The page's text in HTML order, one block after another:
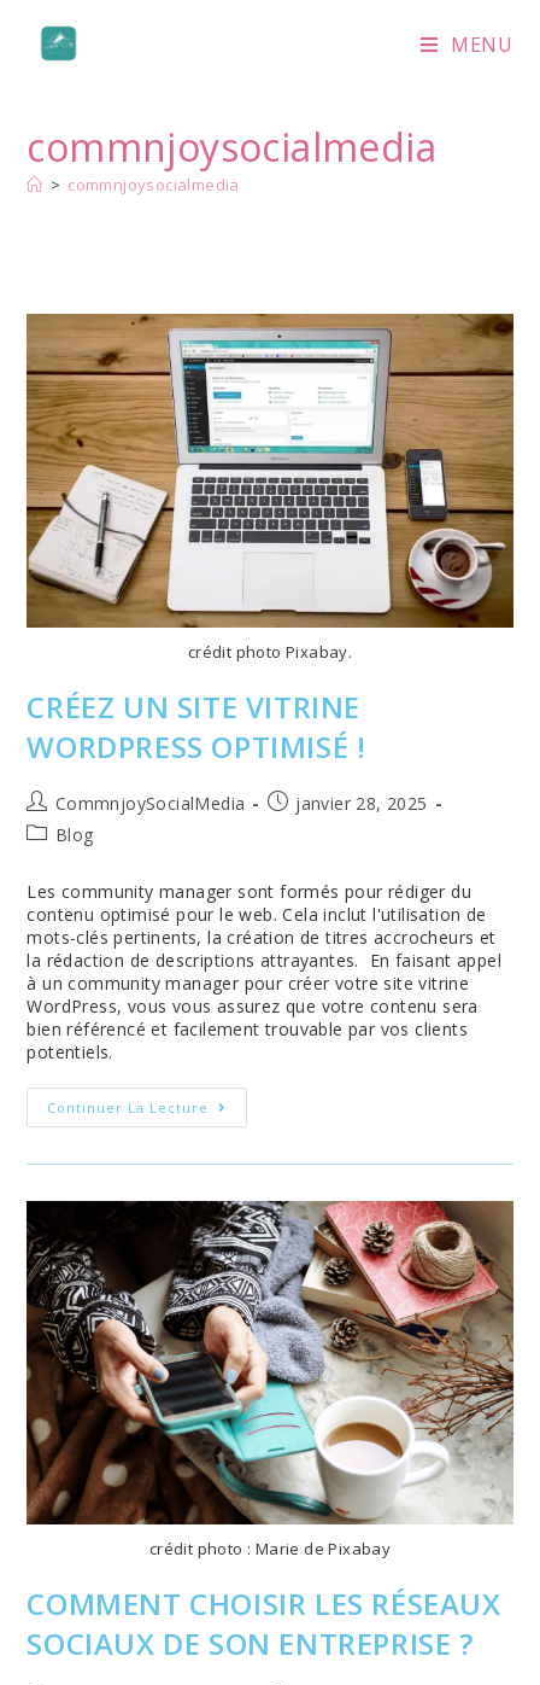
content
MENU
commnjoysocialmedia
> commnjoysocialmedia
crédit photo Pixabay.
CRÉEZ UN SITE VITRINE
WORDPRESS OPTIMISÉ !
Auteur/autrice
de
CommnjoySocialMedia
Publication
janvier 28, 2025
PostBlog
Les community manager sont formés pour rédiger du
contenu optimisé pour le web. Cela inclut l'utilisation de
mots-clés pertinents, la création de titres accrocheurs et
la rédaction de descriptions attrayantes. En faisant appel
à un community manager pour créer votre site vitrine
WordPress, vous vous assurez que votre contenu sera
bien référencé et facilement trouvable par vos clients
potentiels.
Continuer La Lecture Créez
Un
!
crédit photo : Marie de Pixabay
COMMENT CHOISIR LES RÉSEAUX
SOCIAUX DE SON ENTREPRISE ?